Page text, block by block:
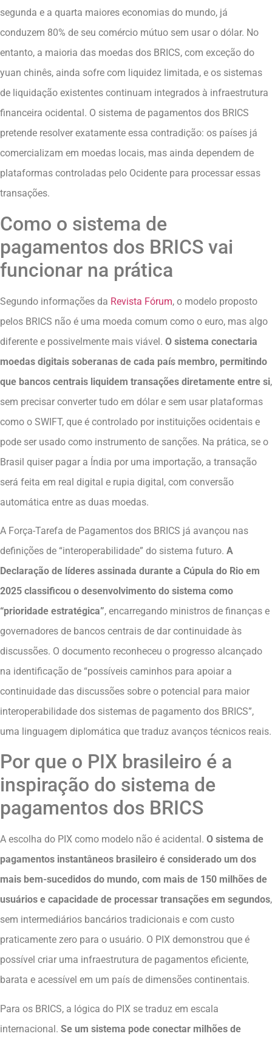
segunda e a quarta maiores economias do mundo, já
conduzem 80% de seu comércio mútuo sem usar o dólar. No
entanto, a maioria das moedas dos BRICS, com exceção do
yuan chinês, ainda sofre com liquidez limitada, e os sistemas
de liquidação existentes continuam integrados à infraestrutura
financeira ocidental. O sistema de pagamentos dos BRICS
pretende resolver exatamente essa contradição: os países já
comercializam em moedas locais, mas ainda dependem de
plataformas controladas pelo Ocidente para processar essas
transações.
Como o sistema de
pagamentos dos BRICS vai
funcionar na prática
Segundo informações da Revista Fórum, o modelo proposto
pelos BRICS não é uma moeda comum como o euro, mas algo
diferente e possivelmente mais viável. O sistema conectaria
moedas digitais soberanas de cada país membro, permitindo
que bancos centrais liquidem transações diretamente entre si,
sem precisar converter tudo em dólar e sem usar plataformas
como o SWIFT, que é controlado por instituições ocidentais e
pode ser usado como instrumento de sanções. Na prática, se o
Brasil quiser pagar a Índia por uma importação, a transação
será feita em real digital e rupia digital, com conversão
automática entre as duas moedas.
A Força-Tarefa de Pagamentos dos BRICS já avançou nas
definições de “interoperabilidade” do sistema futuro. A
Declaração de líderes assinada durante a Cúpula do Rio em
2025 classificou o desenvolvimento do sistema como
“prioridade estratégica”, encarregando ministros de finanças e
governadores de bancos centrais de dar continuidade às
discussões. O documento reconheceu o progresso alcançado
na identificação de “possíveis caminhos para apoiar a
continuidade das discussões sobre o potencial para maior
interoperabilidade dos sistemas de pagamento dos BRICS”,
uma linguagem diplomática que traduz avanços técnicos reais.
Por que o PIX brasileiro é a
inspiração do sistema de
pagamentos dos BRICS
A escolha do PIX como modelo não é acidental. O sistema de
pagamentos instantâneos brasileiro é considerado um dos
mais bem-sucedidos do mundo, com mais de 150 milhões de
usuários e capacidade de processar transações em segundos,
sem intermediários bancários tradicionais e com custo
praticamente zero para o usuário. O PIX demonstrou que é
possível criar uma infraestrutura de pagamentos eficiente,
barata e acessível em um país de dimensões continentais.
Para os BRICS, a lógica do PIX se traduz em escala
internacional. Se um sistema pode conectar milhões de